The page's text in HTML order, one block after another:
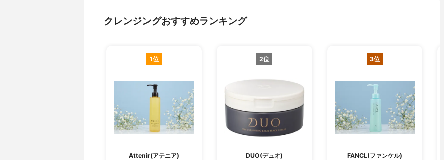
クレンジングおすすめランキング
1位
Attenir(アテニア)
2位
DUO(デュオ)
3位
FANCL(ファンケル)